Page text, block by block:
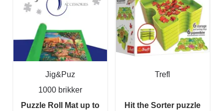
Jig&Puz
1000 brikker
Puzzle Roll Mat up to
Trefl
Hit the Sorter puzzle